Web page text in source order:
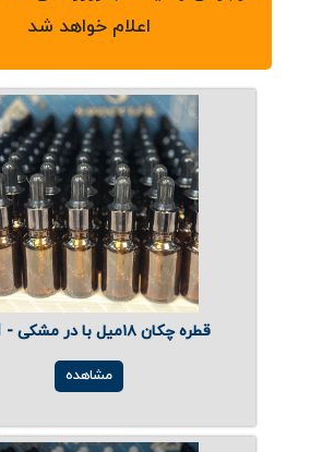
شیشه آلات آزمایشگاهی و تجهیزات
تجهیزات آزمایشگاهی پلاستیکی
دستگاه های دیجیتال
محصولات آرایشی و بهداشتی
اعلام خواهد شد
قطره چکان ۱۸میل با در مشکی - 3831
مشاهده